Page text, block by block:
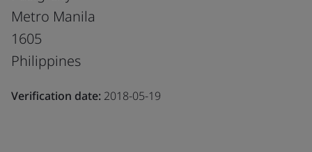
Metro Manila
1605
Philippines
Verification date: 2018-05-19